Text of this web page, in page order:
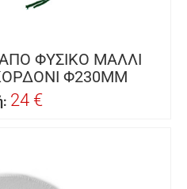
ΦΥΣΙΚΟ ΜΑΛΛΙ
Φ230MM
24 €